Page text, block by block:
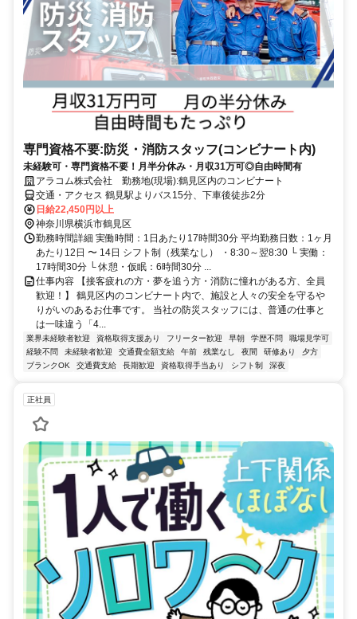
専門資格不要:防災・消防スタッフ(コンビナート内)
未経験可・専門資格不要！月半分休み・月収31万可◎自由時間有
アラコム株式会社 勤務地(現場):鶴見区内のコンビナート
交通・アクセス 鶴見駅よりバス15分、下車後徒歩2分
日給22,450円以上
神奈川県横浜市鶴見区
勤務時間詳細 実働時間：1日あたり17時間30分 平均勤務日数：1ヶ月
あたり12日 〜 14日 シフト制（残業なし） ・8:30～翌8:30 └ 実働：
17時間30分 └ 休憩・仮眠：6時間30分 ...
仕事内容 【接客疲れの方・夢を追う方・消防に憧れがある方、全員
歓迎！】 鶴見区内のコンビナート内で、施設と人々の安全を守るや
りがいのあるお仕事です。 当社の防災スタッフには、普通の仕事と
は一味違う「4...
業界未経験者歓迎 資格取得支援あり フリーター歓迎 早朝 学歴不問
職場見学可
経験不問
未経験者歓迎 交通費全額支給 午前 残業なし 夜間 研修あり
夕方
ブランクOK
交通費支給 長期歓迎 資格取得手当あり シフト制 深夜
正社員